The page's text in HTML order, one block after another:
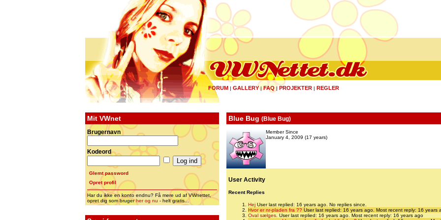
FORUM | GALLERY|FAQ | PROJEKTER | REGLER
Mit VWnet
Brugernavn
Kodeord
Glemt password
Opret profil
Har du ikke en konto endnu? Få mere ud af VWnettet,
opret dig som brugerher og nu - helt gratis...
Blue Bug (Blue Bug)
Member Since
January 4, 2009 (17 years)
User Activity
Recent Replies
Hej User last replied: 16 years ago. No replies since.
Hvor er nr-pladen fra ?? User last replied: 16 years ago. Most recent reply: 16 years
Oval sælges. User last replied: 16 years ago. Most recent reply: 16 years ago